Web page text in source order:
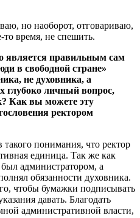
но наоборот, отговариваю,
то время, не спешить.
является правильным сам
в свободной стране»
не духовника, а
глубоко личный вопрос,
Как вы можете эту
ректором
понимания, что ректор
единица. Так же как
администратором, а
обязанности духовника.
чтобы бумажки подписывать
давать. Благодать
административной власти,